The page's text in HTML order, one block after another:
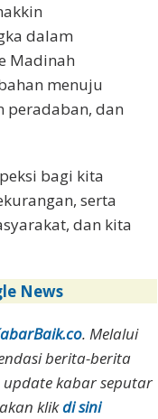
dalam
Madinah
menuju
peradaban, dan
bagi kita
serta
dan kita
News
. Melalui
berita-berita
kabar seputar
klikdi sini